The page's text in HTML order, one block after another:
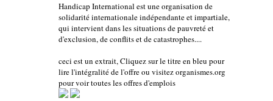
Handicap International est une organisation de
solidarité internationale indépendante et impartiale,
qui intervient dans les situations de pauvreté et
d'exclusion, de conflits et de catastrophes....
ceci est un extrait, Cliquez sur le titre en bleu pour
lire l'intégralité de l'offre ou visitez organismes.org
pour voir toutes les offres d'emplois